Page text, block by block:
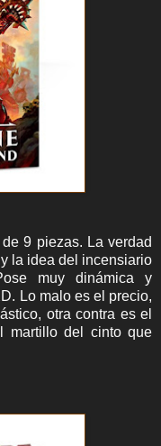
9 piezas. La verdad
la idea del incensiario
muy dinámica y
Lo malo es el precio,
otra contra es el
martillo del cinto que